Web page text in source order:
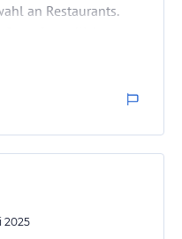
an Restaurants.
2025